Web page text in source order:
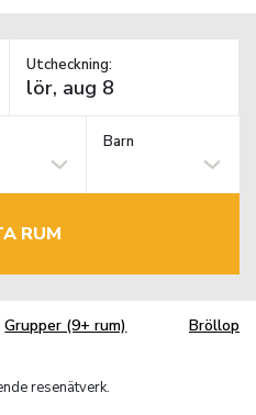
Utcheckning:
Barn
RUM
Grupper (9+ rum) Bröllop
resenätverk.